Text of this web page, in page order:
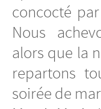
concocté
Nous
alors que la
repartons
soirée de